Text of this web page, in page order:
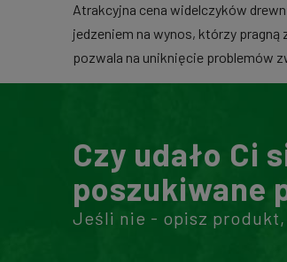
Atrakcyjna cena widelczyków
jedzeniem na wynos, którzy
pozwala na uniknięcie problemów
Czy udało Ci
poszukiwane
Jeśli nie - opisz